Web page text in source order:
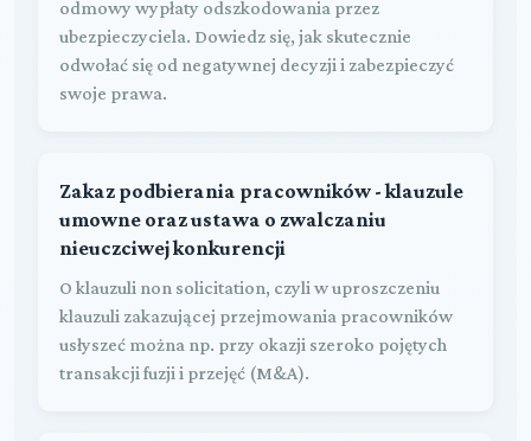
odmowy wypłaty odszkodowania przez
ubezpieczyciela. Dowiedz się, jak skutecznie
odwołać się od negatywnej decyzji i zabezpieczyć
swoje prawa.
Zakaz podbierania pracowników - klauzule
umowne oraz ustawa o zwalczaniu
nieuczciwej konkurencji
O klauzuli non solicitation, czyli w uproszczeniu
klauzuli zakazującej przejmowania pracowników
usłyszeć można np. przy okazji szeroko pojętych
transakcji fuzji i przejęć (M&A).